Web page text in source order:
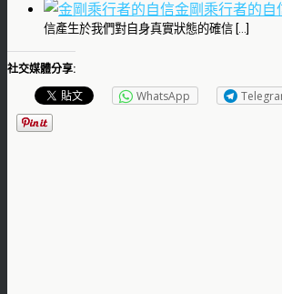
金剛乘行者的自
信產生於我們對自身真實狀態的確信 […]
社交媒體分享:
WhatsApp